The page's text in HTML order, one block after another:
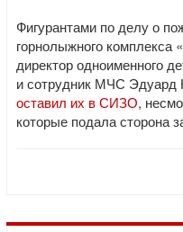
Фигурантами по делу о
горнолыжного комплекса
директор одноименного
и сотрудник МЧС Эдуард
оставил их в СИЗО,
которые подала сторона